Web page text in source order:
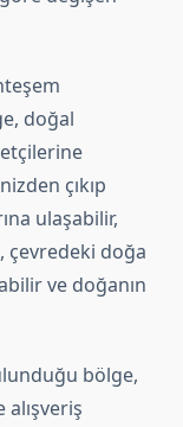
doğal
çıkıp
ulaşabilir,
çevredeki doğa
ve doğanın
bölge,